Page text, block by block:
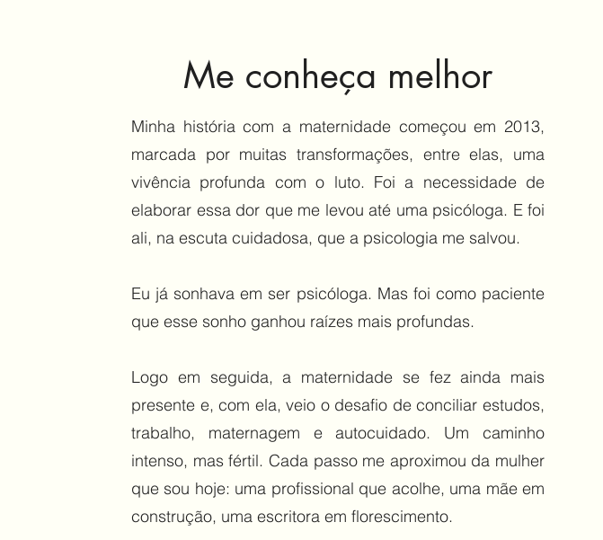
Me conheça melhor
Minha história com a maternidade começou em 2013,
marcada por muitas transformações, entre elas, uma
vivência profunda com o luto. Foi a necessidade de
elaborar essa dor que me levou até uma psicóloga. E foi
ali, na escuta cuidadosa, que a psicologia me salvou.
Eu já sonhava em ser psicóloga. Mas foi como paciente
que esse sonho ganhou raízes mais profundas.
Logo em seguida, a maternidade se fez ainda mais
presente e, com ela, veio o desafio de conciliar estudos,
trabalho, maternagem e autocuidado. Um caminho
intenso, mas fértil. Cada passo me aproximou da mulher
que sou hoje: uma profissional que acolhe, uma mãe em
construção, uma escritora em florescimento.